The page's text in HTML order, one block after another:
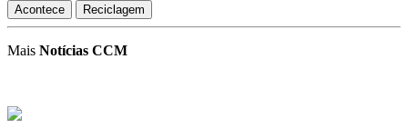
Acontece Reciclagem
Mais Notícias CCM